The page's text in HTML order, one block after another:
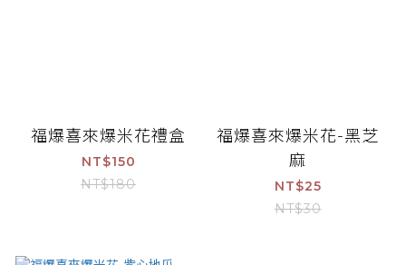
福爆喜來爆米花禮盒
NT$150
NT$180
福爆喜來爆米花-黑芝
麻
NT$25
NT$30